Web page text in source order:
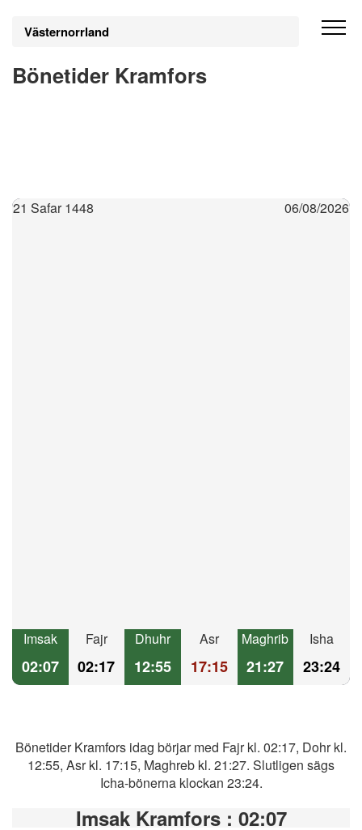
Västernorrland
Bönetider Kramfors
21 Safar 1448 06/08/2026
Imsak
02:07
Fajr
02:17
Dhuhr
12:55
Asr
17:15
Maghrib
21:27
Isha
23:24
Bönetider Kramfors idag börjar med Fajr kl. 02:17, Dohr kl.
12:55, Asr kl. 17:15, Maghreb kl. 21:27. Slutligen sägs
Icha-bönerna klockan 23:24.
Imsak Kramfors : 02:07